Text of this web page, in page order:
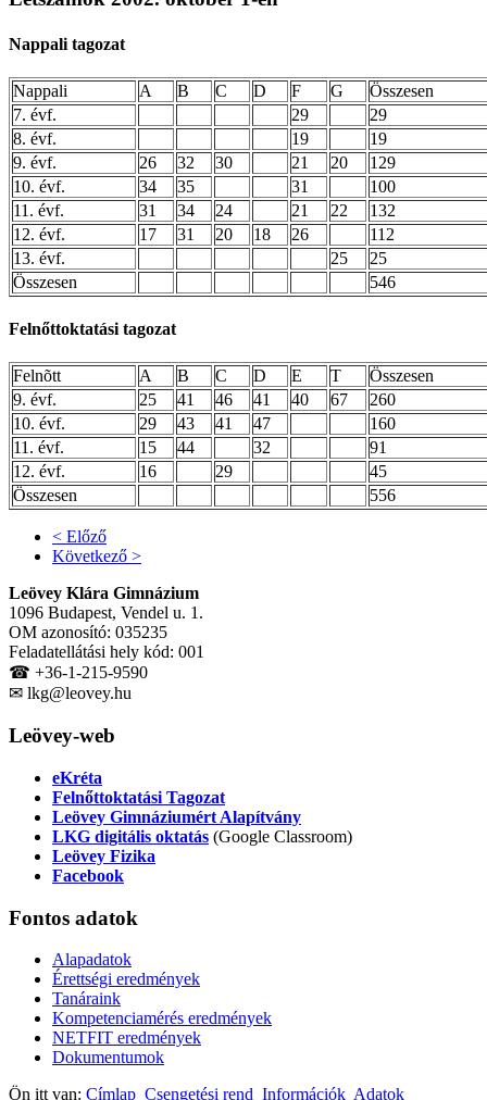
Nappali tagozat
Nappali A B C D F G
Összesen
7. évf.
29
29
8. évf.
19
19
9. évf.
26 32 30 21 20
129
10. évf.
34 35 31
100
11. évf.
31 34 24 21 22
132
12. évf.
17 31 20 18 26
112
13. évf.
25
25
Összesen
546
Felnőttoktatási tagozat
Felnõtt A B C D E T
Összesen
9. évf.
25 41 46 41 40 67
260
10. évf.
29 43 41 47
160
11. évf.
15 44 32
91
12. évf.
16 29
45
Összesen
556
< Előző
Következő >
Leövey Klára Gimnázium
1096 Budapest, Vendel u. 1.
OM azonosító: 035235
Feladatellátási hely kód: 001
☎ +36-1-215-9590
✉ lkg@leovey.hu
Leövey-web
eKréta
Felnőttoktatási Tagozat
Leövey Gimnáziumért Alapítvány
LKG digitális oktatás (Google Classroom)
Leövey Fizika
Facebook
Fontos adatok
Alapadatok
Érettségi eredmények
Tanáraink
Kompetenciamérés eredmények
NETFIT eredmények
Dokumentumok
Ön itt van: Címlap Csengetési rend Információk Adatok